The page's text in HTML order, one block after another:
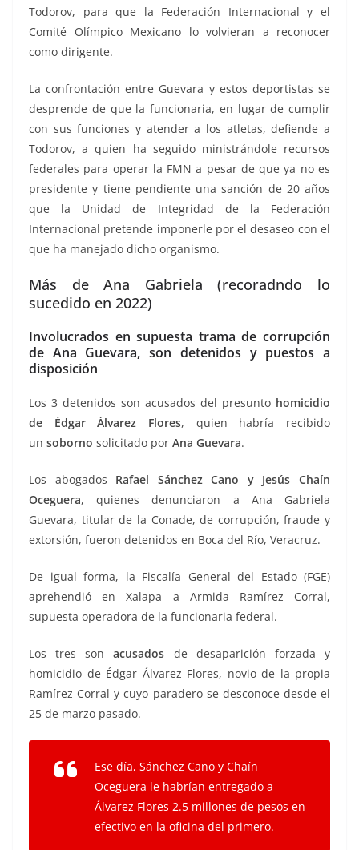
Todorov, para que la Federación Internacional y el
Comité Olímpico Mexicano lo volvieran a reconocer
como dirigente.
La confrontación entre Guevara y estos deportistas se
desprende de que la funcionaria, en lugar de cumplir
con sus funciones y atender a los atletas, defiende a
Todorov, a quien ha seguido ministrándole recursos
federales para operar la FMN a pesar de que ya no es
presidente y tiene pendiente una sanción de 20 años
que la Unidad de Integridad de la Federación
Internacional pretende imponerle por el desaseo con el
que ha manejado dicho organismo.
Más de Ana Gabriela (recoradndo lo
sucedido en 2022)
Involucrados en supuesta trama de corrupción
de Ana Guevara, son detenidos y puestos a
disposición
Los 3 detenidos son acusados del presunto homicidio
de Édgar Álvarez Flores, quien habría recibido
un soborno solicitado por Ana Guevara.
Los abogados Rafael Sánchez Cano y Jesús Chaín
Oceguera, quienes denunciaron a Ana Gabriela
Guevara, titular de la Conade, de corrupción, fraude y
extorsión, fueron detenidos en Boca del Río, Veracruz.
De igual forma, la Fiscalía General del Estado (FGE)
aprehendió en Xalapa a Armida Ramírez Corral,
supuesta operadora de la funcionaria federal.
Los tres sonacusados de desaparición forzada y
homicidio de Édgar Álvarez Flores, novio de la propia
Ramírez Corral y cuyo paradero se desconoce desde el
25 de marzo pasado.
Ese día, Sánchez Cano y Chaín
Oceguera le habrían entregado a
Álvarez Flores 2.5 millones de pesos en
efectivo en la oficina del primero.